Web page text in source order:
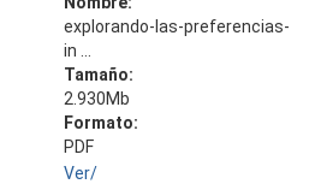
explorando-las-preferencias-
in ...
Tamaño:
2.930Mb
Formato:
PDF
Ver/